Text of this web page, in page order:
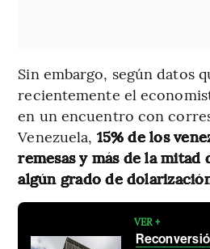
Sin embargo, según datos
recientemente el
en un encuentro con
Venezuela, 15% de los
remesas y más de la mitad
algún grado de
VER +